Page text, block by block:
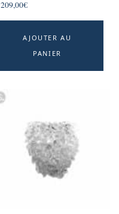
209,00€
AJOUTER AU
PANIER